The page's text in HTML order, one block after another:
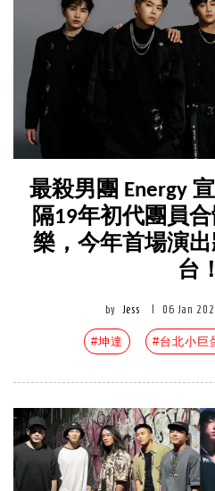
最殺男團 Energy
隔19年初代團員
樂，今年首場演
台！
by Jess 06 Jan
#坤達 #台北小巨